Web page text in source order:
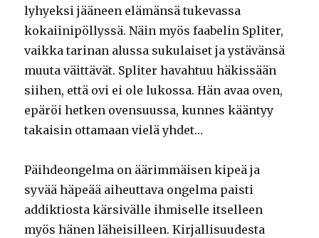
lyhyeksi jääneen elämänsä tukevassa
kokaiinipöllyssä. Näin myös faabelin Spliter,
vaikka tarinan alussa sukulaiset ja ystävänsä
muuta väittävät. Spliter havahtuu häkissään
siihen, että ovi ei ole lukossa. Hän avaa oven,
epäröi hetken ovensuussa, kunnes kääntyy
takaisin ottamaan vielä yhdet…
Päihdeongelma on äärimmäisen kipeä ja
syvää häpeää aiheuttava ongelma paisti
addiktiosta kärsivälle ihmiselle itselleen
myös hänen läheisilleen. Kirjallisuudesta